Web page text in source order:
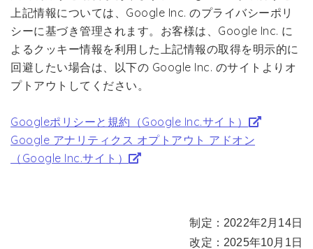
上記情報については、Google Inc. のプライバシーポリ
シーに基づき管理されます。お客様は、Google Inc. に
よるクッキー情報を利用した上記情報の取得を明示的に
回避したい場合は、以下の Google Inc. のサイトよりオ
プトアウトしてください。
Googleポリシーと規約（Google Inc.サイト）
Google アナリティクス オプトアウト アドオン
（Google Inc.サイト）
制定：2022年2月14日
改定：2025年10月1日